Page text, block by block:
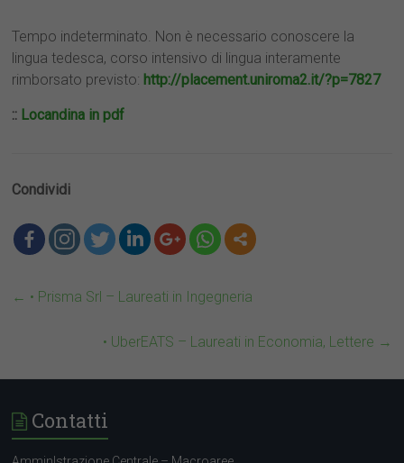
Tempo indeterminato. Non è necessario conoscere la
lingua tedesca, corso intensivo di lingua interamente
rimborsato previsto: http://placement.uniroma2.it/?p=7827
:: Locandina in pdf
Condividi
← • Prisma Srl – Laureati in Ingegneria
• UberEATS – Laureati in Economia, Lettere →
Contatti